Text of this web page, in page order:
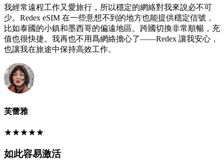
我經常遠程工作又愛旅行，所以穩定的網絡對我來說必不可
少。Redex eSIM 在一些意想不到的地方也能提供穩定信號，
比如泰國的小鎮和墨西哥的偏遠地區。跨國切換非常順暢，充
值也很快捷。我再也不用爲網絡擔心了——Redex 讓我安心，
也讓我在旅途中保持高效工作。
芙蕾雅
★★★★★
如此容易激活